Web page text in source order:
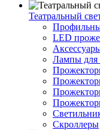
Театральный
LED
Лампы для
Скроллеры